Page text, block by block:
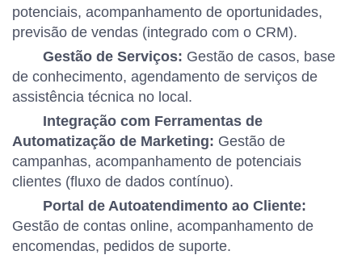
potenciais, acompanhamento de oportunidades,
previsão de vendas (integrado com o CRM).
Gestão de Serviços: Gestão de casos, base
de conhecimento, agendamento de serviços de
assistência técnica no local.
Integração com Ferramentas de
Automatização de Marketing: Gestão de
campanhas, acompanhamento de potenciais
clientes (fluxo de dados contínuo).
Portal de Autoatendimento ao Cliente:
Gestão de contas online, acompanhamento de
encomendas, pedidos de suporte.